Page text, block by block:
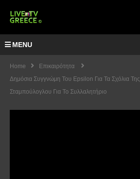
MENU
Home
Επικαιρότητα
Δημόσια Συγγνώμη Του Epsilon Για Τα Σχόλια Της
Σταμπούλογλου Για Το Συλλαλητήριο